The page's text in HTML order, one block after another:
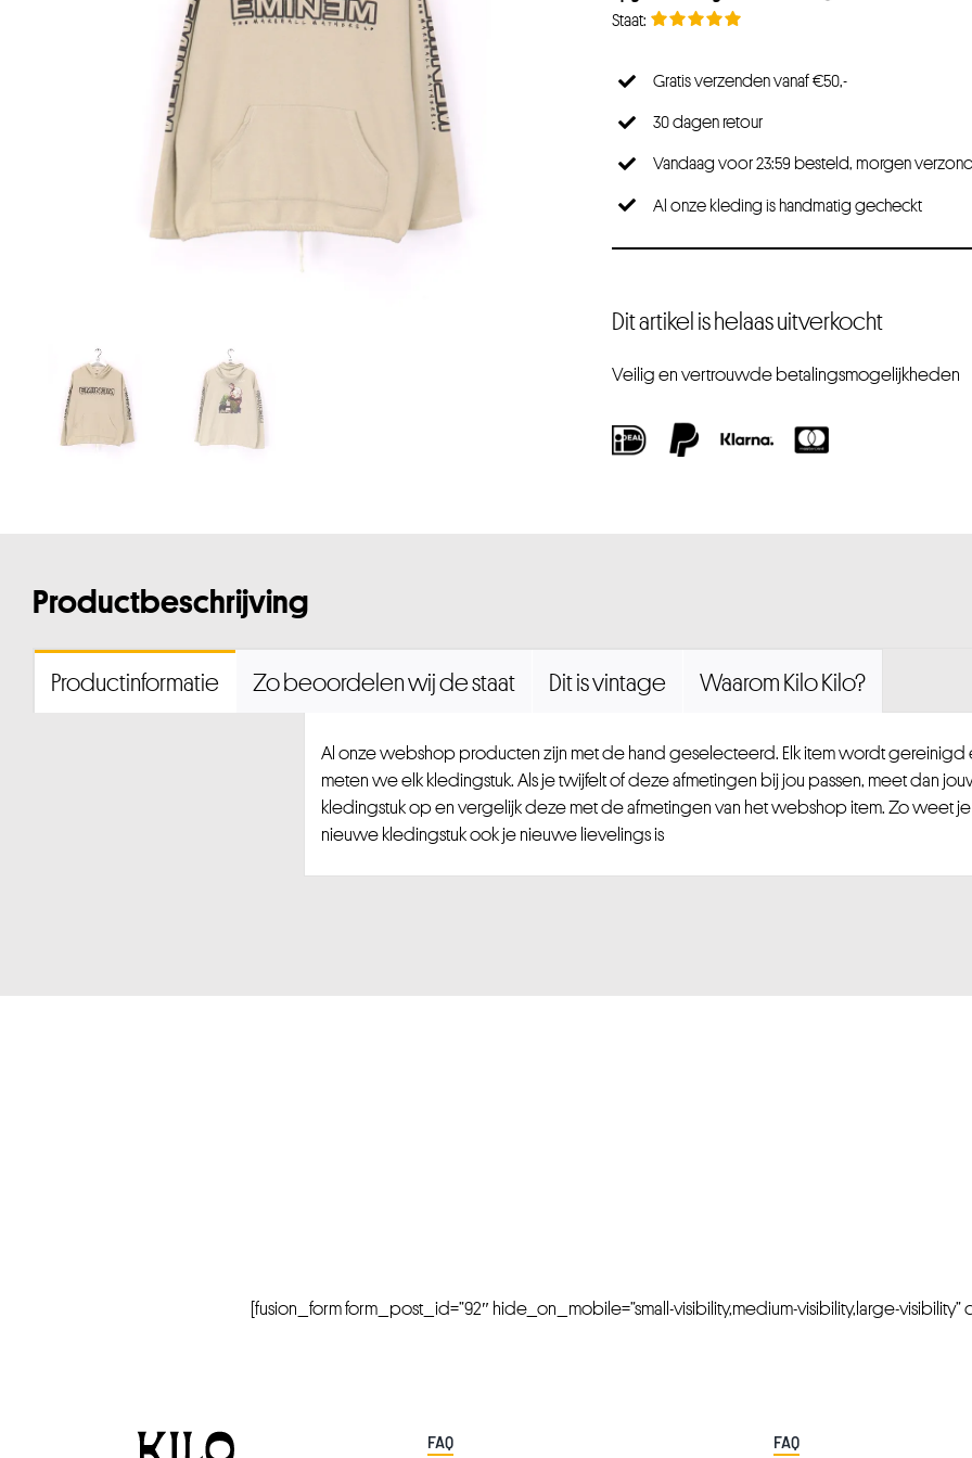
Gratis verzenden vanaf €50,-
30 dagen retour
Vandaag voor 23:59 besteld, morgen
Al onze kleding is handmatig gecheckt
Dit artikel is helaas uitverkocht
Veilig en vertrouwde betalingsmogelijkheden
Productbeschrijving
Productinformatie Zo beoordelen wij de staat Dit is vintage Waarom Kilo Kilo?
Al onze webshop producten zijn met de hand geselecteerd. Elk item wordt gereinigd
meten we elk kledingstuk. Als je twijfelt of deze afmetingen bij jou passen, meet dan
kledingstuk op en vergelijk deze met de afmetingen van het webshop item. Zo weet
nieuwe kledingstuk ook je nieuwe lievelings is
[fusion_form form_post_id=”92″ hide_on_mobile=”small-visibility,medium-visibility,large-visibility”
FAQ FAQ